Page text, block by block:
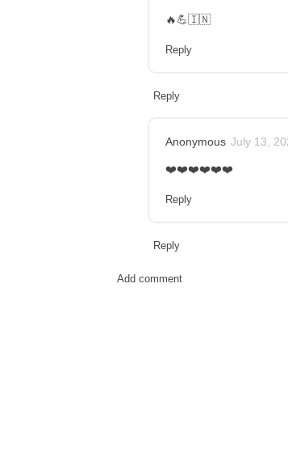
🔥💪🇮🇳
Reply
Reply
Anonymous July 13,
❤️❤️❤️❤️❤️❤️
Reply
Reply
Add comment